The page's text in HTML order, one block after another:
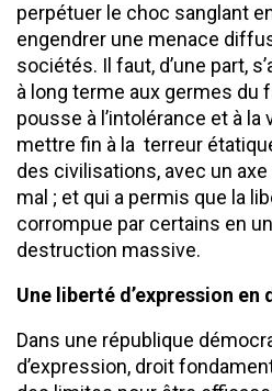
perpétuer le choc sanglant
engendrer une menace
sociétés. Il faut, d’une part,
à long terme aux germes du
pousse à l’intolérance et à la
mettre fin à la terreur
des civilisations, avec un
mal ; et qui a permis que la
corrompue par certains en
destruction massive.
Une liberté d’expression en
Dans une république
d’expression, droit